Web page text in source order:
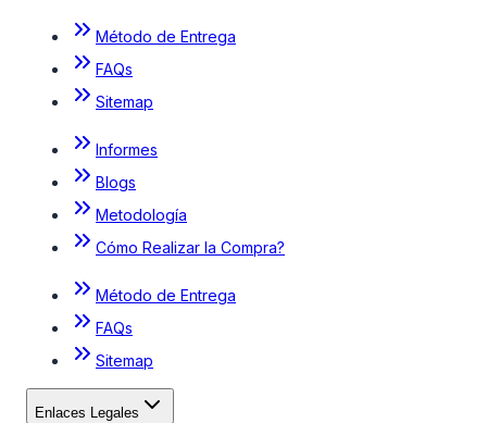
Método de Entrega
FAQs
Sitemap
Informes
Blogs
Metodología
Cómo Realizar la Compra?
Método de Entrega
FAQs
Sitemap
Enlaces Legales